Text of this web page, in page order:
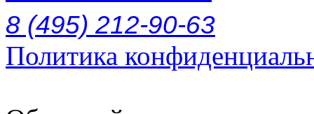
8 (495) 212-90-63
Политика